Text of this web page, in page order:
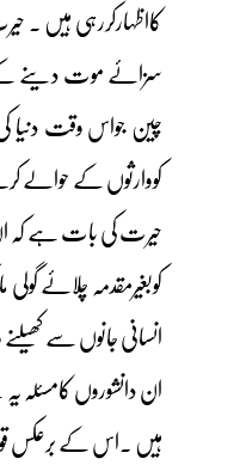
کااظہارکررہی ہیں ۔
سزائے موت دینے کے
چین جواس وقت دنیا
کووارثوں کے حوالے
حیرت کی بات ہے کہ ان
کوبغیرمقدمہ چلائے
انسانی جانوں سے
ان دانشوروں کامسئلہ
ہیں ۔اس کے برعکس قوم